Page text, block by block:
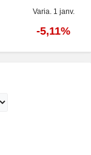
Varia. 1 janv.
-5,11%